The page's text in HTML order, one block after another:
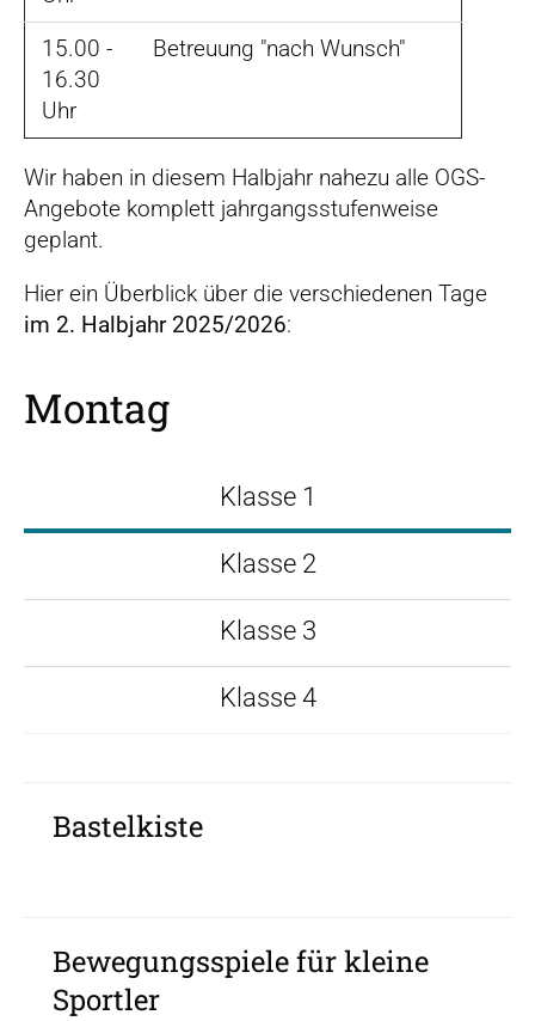
15.00 -
16.30
Uhr
Betreuung "nach Wunsch"
Wir haben in diesem Halbjahr nahezu alle OGS-
Angebote komplett jahrgangsstufenweise
geplant.
Hier ein Überblick über die verschiedenen Tage
im 2. Halbjahr 2025/2026:
Montag
Klasse 1
Klasse 2
Klasse 3
Klasse 4
Bastelkiste
Bewegungsspiele für kleine
Sportler